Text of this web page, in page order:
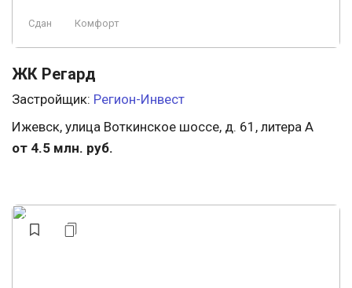
Сдан Комфорт
ЖК Регард
Застройщик: Регион-Инвест
Ижевск, улица Воткинское шоссе, д. 61, литера А
от 4.5 млн. руб.